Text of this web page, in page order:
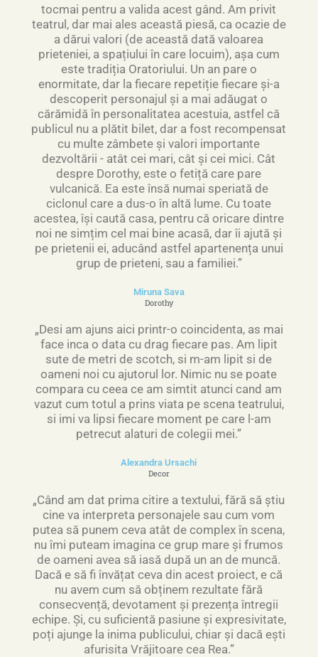
tocmai pentru a valida acest gând. Am privit
teatrul, dar mai ales această piesă, ca ocazie de
a dărui valori (de această dată valoarea
prieteniei, a spațiului în care locuim), așa cum
este tradiția Oratoriului. Un an pare o
enormitate, dar la fiecare repetiție fiecare și-a
descoperit personajul și a mai adăugat o
cărămidă în personalitatea acestuia, astfel că
publicul nu a plătit bilet, dar a fost recompensat
cu multe zâmbete și valori importante
dezvoltării - atât cei mari, cât și cei mici. Cât
despre Dorothy, este o fetiță care pare
vulcanică. Ea este însă numai speriată de
ciclonul care a dus-o în altă lume. Cu toate
acestea, își caută casa, pentru că oricare dintre
noi ne simțim cel mai bine acasă, dar îi ajută și
pe prietenii ei, aducând astfel apartenența unui
grup de prieteni, sau a familiei.”
Miruna Sava
Dorothy
„Desi am ajuns aici printr-o coincidenta, as mai
face inca o data cu drag fiecare pas. Am lipit
sute de metri de scotch, si m-am lipit si de
oameni noi cu ajutorul lor. Nimic nu se poate
compara cu ceea ce am simtit atunci cand am
vazut cum totul a prins viata pe scena teatrului,
si imi va lipsi fiecare moment pe care l-am
petrecut alaturi de colegii mei.”
Alexandra Ursachi
Decor
„Când am dat prima citire a textului, fără să știu
cine va interpreta personajele sau cum vom
putea să punem ceva atât de complex în scena,
nu îmi puteam imagina ce grup mare și frumos
de oameni avea să iasă după un an de muncă.
Dacă e să fi învățat ceva din acest proiect, e că
nu avem cum să obținem rezultate fără
consecvență, devotament și prezența întregii
echipe. Și, cu suficientă pasiune și expresivitate,
poți ajunge la inima publicului, chiar și dacă ești
afurisita Vrăjitoare cea Rea.”